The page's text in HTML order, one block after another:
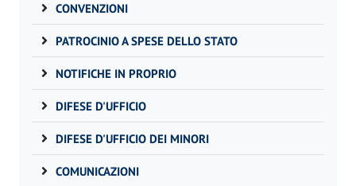
CONVENZIONI
PATROCINIO A SPESE DELLO STATO
NOTIFICHE IN PROPRIO
DIFESE D'UFFICIO
DIFESE D'UFFICIO DEI MINORI
COMUNICAZIONI